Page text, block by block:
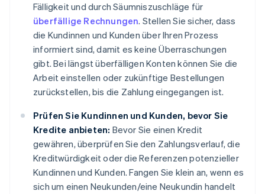
Fälligkeit und durch Säumniszuschläge für
überfällige Rechnungen. Stellen Sie sicher, dass
die Kundinnen und Kunden über Ihren Prozess
informiert sind, damit es keine Überraschungen
gibt. Bei längst überfälligen Konten können Sie die
Arbeit einstellen oder zukünftige Bestellungen
zurückstellen, bis die Zahlung eingegangen ist.
Prüfen Sie Kundinnen und Kunden, bevor Sie
Kredite anbieten: Bevor Sie einen Kredit
gewähren, überprüfen Sie den Zahlungsverlauf, die
Kreditwürdigkeit oder die Referenzen potenzieller
Kundinnen und Kunden. Fangen Sie klein an, wenn es
sich um einen Neukunden/eine Neukundin handelt